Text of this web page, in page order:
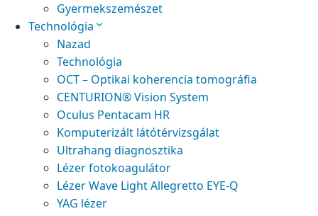
Gyermekszemészet
Technológia
Nazad
Technológia
OCT – Optikai koherencia tomográfia
CENTURION® Vision System
Oculus Pentacam HR
Komputerizált látótérvizsgálat
Ultrahang diagnosztika
Lézer fotokoagulátor
Lézer Wave Light Allegretto EYE-Q
YAG lézer